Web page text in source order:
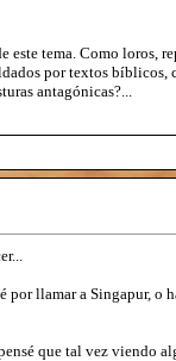
tema. Como loros,
por textos bíblicos,
antagónicas?...
llamar a Singapur, o
que tal vez viendo